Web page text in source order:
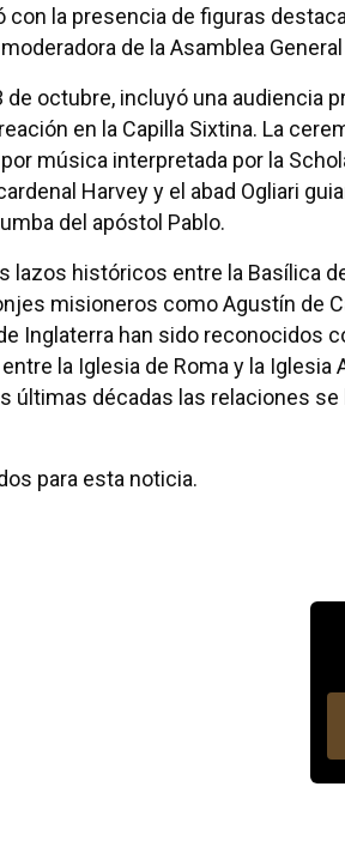
la presencia de figuras
de la Asamblea
octubre, incluyó una audiencia
en la Capilla Sixtina. La
música interpretada por la
Harvey y el abad Ogliari
del apóstol Pablo.
lazos históricos entre la Basílica
misioneros como Agustín de
Inglaterra han sido reconocidos
la Iglesia de Roma y la Iglesia
últimas décadas las relaciones
para esta noticia.